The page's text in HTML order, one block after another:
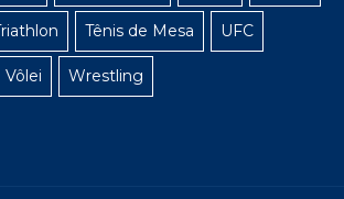
Tênis de Mesa UFC
Vôlei Wrestling